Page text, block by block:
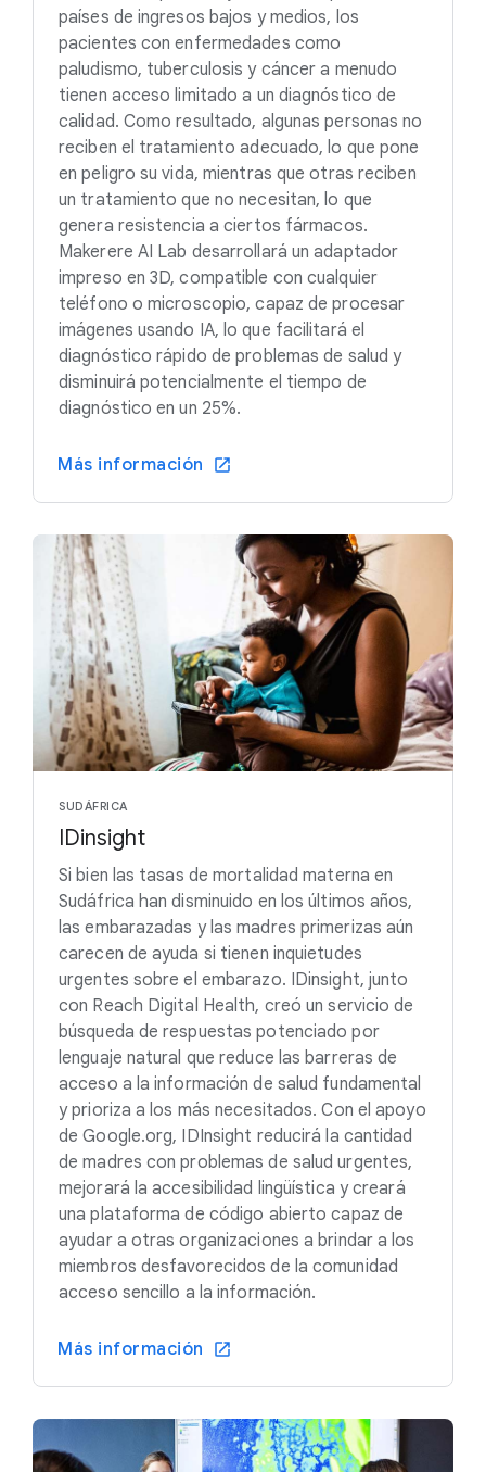
países de ingresos bajos y medios, los
pacientes con enfermedades como
paludismo, tuberculosis y cáncer a menudo
tienen acceso limitado a un diagnóstico de
calidad. Como resultado, algunas personas no
reciben el tratamiento adecuado, lo que pone
en peligro su vida, mientras que otras reciben
un tratamiento que no necesitan, lo que
genera resistencia a ciertos fármacos.
Makerere AI Lab desarrollará un adaptador
impreso en 3D, compatible con cualquier
teléfono o microscopio, capaz de procesar
imágenes usando IA, lo que facilitará el
diagnóstico rápido de problemas de salud y
disminuirá potencialmente el tiempo de
diagnóstico en un 25%.
Más información
SUDÁFRICA
IDinsight
Si bien las tasas de mortalidad materna en
Sudáfrica han disminuido en los últimos años,
las embarazadas y las madres primerizas aún
carecen de ayuda si tienen inquietudes
urgentes sobre el embarazo. IDinsight, junto
con Reach Digital Health, creó un servicio de
búsqueda de respuestas potenciado por
lenguaje natural que reduce las barreras de
acceso a la información de salud fundamental
y prioriza a los más necesitados. Con el apoyo
de Google.org, IDInsight reducirá la cantidad
de madres con problemas de salud urgentes,
mejorará la accesibilidad lingüística y creará
una plataforma de código abierto capaz de
ayudar a otras organizaciones a brindar a los
miembros desfavorecidos de la comunidad
acceso sencillo a la información.
Más información